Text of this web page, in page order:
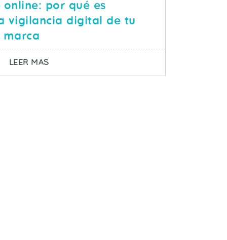
ENFOQUE MÁS QUE NECESARIO
online: por qué es
vigilancia digital de tu
marca
LEER MASSOBRE REPUTACIÓN ONLINE: POR QUÉ ES
MINIMIZAR SU IMPACTO